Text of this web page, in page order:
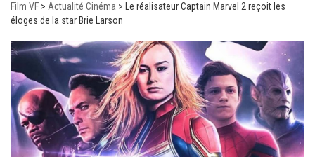
Film VF > Actualité Cinéma >
Le réalisateur Captain Marvel 2 reçoit les
éloges de la star Brie Larson